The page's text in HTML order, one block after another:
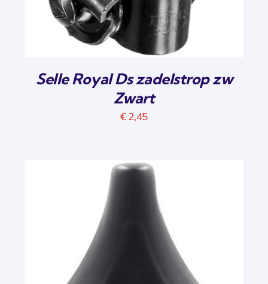
Selle Royal Ds zadelstrop zw
Zwart
€2,45